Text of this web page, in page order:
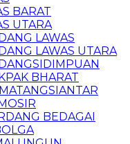
BARAT
UTARA
LAWAS
LAWAS UTARA
BHARAT
BEDAGAI